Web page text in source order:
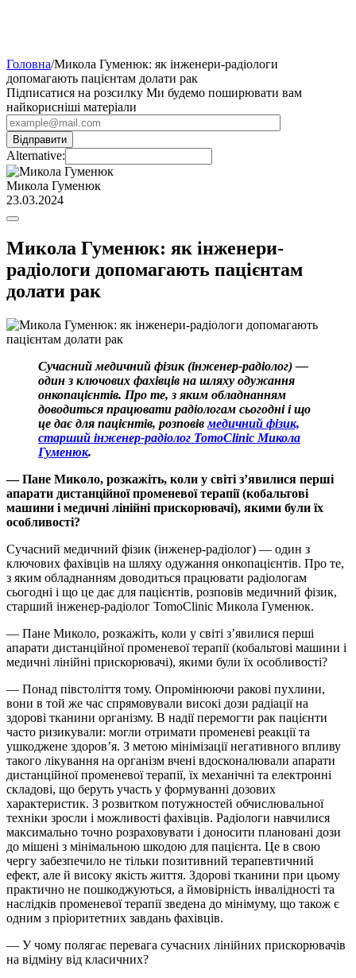
Головна/Микола Гуменюк: як інженери-радіологи
допомагають пацієнтам долати рак
Підписатися на розсилку Ми будемо поширювати вам
найкорисніші матеріали
Alternative:
Микола Гуменюк
23.03.2024
Микола Гуменюк: як інженери-
радіологи допомагають пацієнтам
долати рак
Сучасний медичний фізик (інженер-радіолог) —
один з ключових фахівців на шляху одужання
онкопацієнтів. Про те, з яким обладнанням
доводиться працювати радіологам сьогодні і що
це дає для пацієнтів, розповівмедичний фізик,
старший інженер-радіолог TomoClinic Микола
Гуменюк.
— Пане Миколо, розкажіть, коли у світі з’явилися перші
апарати дистанційної променевої терапії (кобальтові
машини і медичні лінійні прискорювачі), якими були їх
особливості?
Сучасний медичний фізик (інженер-радіолог) — один з
ключових фахівців на шляху одужання онкопацієнтів. Про те,
з яким обладнанням доводиться працювати радіологам
сьогодні і що це дає для пацієнтів, розповів медичний фізик,
старший інженер-радіолог TomoClinic Микола Гуменюк.
— Пане Миколо, розкажіть, коли у світі з’явилися перші
апарати дистанційної променевої терапії (кобальтові машини і
медичні лінійні прискорювачі), якими були їх особливості?
— Понад півстоліття тому. Опромінюючи ракові пухлини,
вони в той же час спрямовували високі дози радіації на
здорові тканини організму. В надії перемогти рак пацієнти
часто ризикували: могли отримати променеві реакції та
ушкоджене здоров’я. З метою мінімізації негативного впливу
такого лікування на організм вчені вдосконалювали апарати
дистанційної променевої терапії, їх механічні та електронні
складові, що беруть участь у формуванні дозових
характеристик. З розвитком потужностей обчислювальної
техніки зросли і можливості фахівців. Радіологи навчилися
максимально точно розраховувати і доносити плановані дози
до мішені з мінімальною шкодою для пацієнта. Це в свою
чергу забезпечило не тільки позитивний терапевтичний
ефект, але й високу якість життя. Здорові тканини при цьому
практично не пошкоджуються, а ймовірність інвалідності та
наслідків променевої терапії зведена до мінімуму, що також є
одним з пріоритетних завдань фахівців.
— У чому полягає перевага сучасних лінійних прискорювачів
на відміну від класичних?